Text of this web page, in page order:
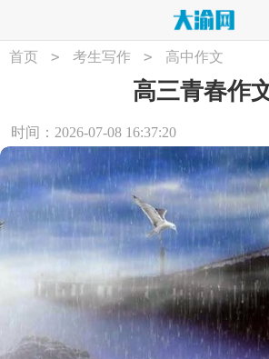
首页 > 考生写作 > 高中作文
高三青春作
时间：2026-07-08 16:37:20